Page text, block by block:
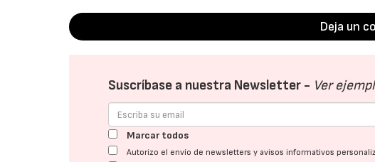
Deja un
Suscríbase a nuestra Newsletter - Ver
Marcar todos
Autorizo el envío de newsletters y avisos informativos